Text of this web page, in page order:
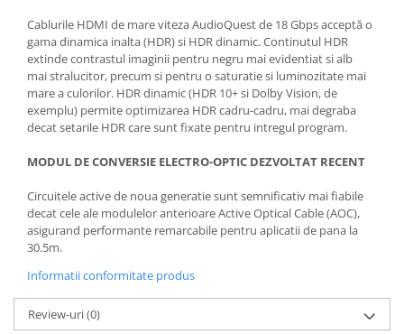
Cablurile HDMI de mare viteza AudioQuest de 18 Gbps acceptă o
gama dinamica inalta (HDR) si HDR dinamic. Continutul HDR
extinde contrastul imaginii pentru negru mai evidentiat si alb
mai stralucitor, precum si pentru o saturatie si luminozitate mai
mare a culorilor. HDR dinamic (HDR 10+ si Dolby Vision, de
exemplu) permite optimizarea HDR cadru-cadru, mai degraba
decat setarile HDR care sunt fixate pentru intregul program.
MODUL DE CONVERSIE ELECTRO-OPTIC DEZVOLTAT RECENT
Circuitele active de noua generatie sunt semnificativ mai fiabile
decat cele ale modulelor anterioare Active Optical Cable (AOC),
asigurand performante remarcabile pentru aplicatii de pana la
30.5m.
Informatii conformitate produs
Review-uri(0)